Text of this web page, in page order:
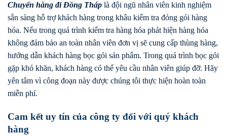
Chuyển hàng điĐồng Tháp là đội ngũ nhân viên kinh nghiệm
sẵn sàng hỗ trợ khách hàng trong khâu kiểm tra đóng gói hàng
hóa. Nếu trong quá trình kiểm tra hàng hóa phát hiện hàng hóa
không đảm bảo an toàn nhân viên đơn vị sẽ cung cấp thùng hàng,
hướng dẫn khách hàng bọc gói sản phẩm. Trong quá trình bọc gói
gặp khó khăn, khách hàng có thể yêu cầu nhân viên giúp đỡ. Hãy
yên tâm vì công đoạn này được chúng tôi thực hiện hoàn toàn
miễn phí.
Cam kết uy tín của công ty đối với quý khách
hàng